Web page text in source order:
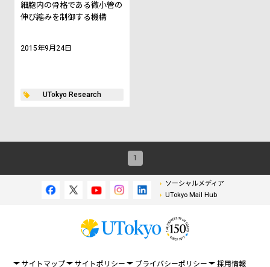
細胞内の骨格である微小管の
伸び縮みを制御する機構
2015年9月24日
UTokyo Research
1
ソーシャルメディア
UTokyo Mail Hub
サイトマップ サイトポリシー プライバシーポリシー 採用情報